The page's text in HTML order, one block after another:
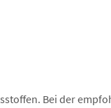
Bei der